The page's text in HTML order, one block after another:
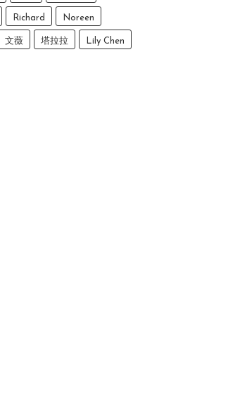
Richard Noreen
文薇 塔拉拉 Lily Chen